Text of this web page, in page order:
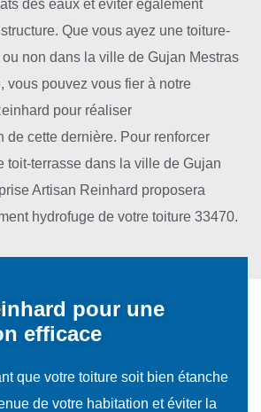
des eaux et éviter également
structure. Que vous ayez une toiture-
non dans la ville de Gujan Mestras
vous pouvez vous fier à notre
pour réaliser
de cette dernière. Pour renforcer
toit-terrasse dans la ville de Gujan
Artisan Reinhard proposera
hydrofuge de votre toiture 33470.
pour une
efficace
que votre toiture soit bien étanche
de votre habitation et éviter la